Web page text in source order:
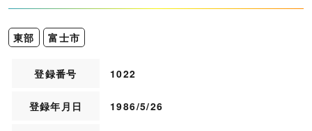
東部 富士市
登録番号 1022
登録年月日 1986/5/26